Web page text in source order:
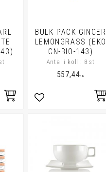
BULK PACK GINGER
LEMONGRASS (EKO
CN-BIO-143)
Antal i kolli: 8 st
557,44KR
Lägg till i favoriter